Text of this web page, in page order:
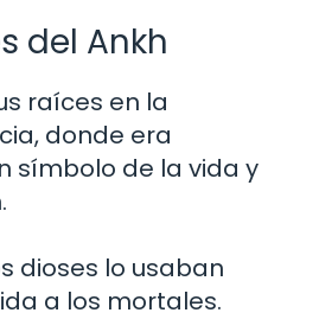
del Ankh
raíces en la
donde era
símbolo de la vida y
dioses lo usaban
a los mortales.